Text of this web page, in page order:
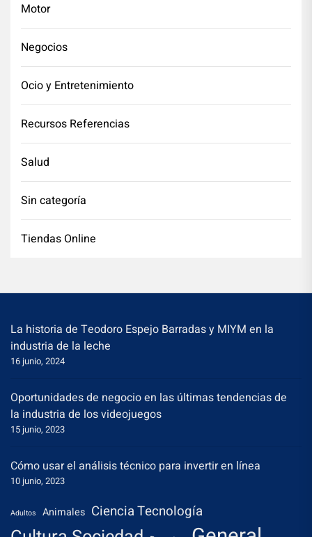
Motor
Negocios
Ocio y Entretenimiento
Recursos Referencias
Salud
Sin categoría
Tiendas Online
La historia de Teodoro Espejo Barradas y MIYM en la
industria de la leche
16 junio, 2024
Oportunidades de negocio en las últimas tendencias de
la industria de los videojuegos
15 junio, 2023
Cómo usar el análisis técnico para invertir en línea
10 junio, 2023
Adultos Animales Ciencia Tecnología